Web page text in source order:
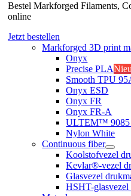
Bestel Markforged Filaments,
online
Jetzt bestellen
Markforged 3D print
Onyx
Precise PLA
Smooth TPU
Onyx ESD
Onyx FR
Onyx FR-A
ULTEM™ 9085
Nylon White
Continuous fiber
Koolstofvezel
Kevlar®-vezel
Glasvezel
HSHT-glasvezel